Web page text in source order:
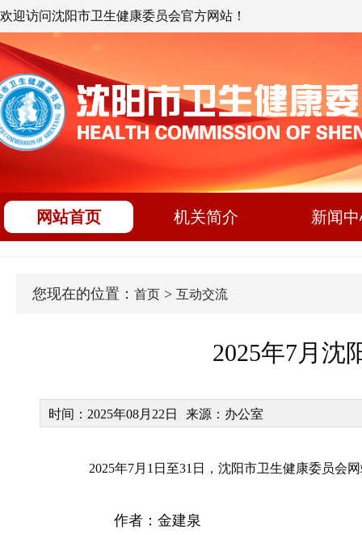
欢迎访问沈阳市卫生健康委员会官方网站！
网站首页 机关简介 新闻
您现在的位置： 首页 > 互动交流
2025年7月沈
时间：2025年08月22日 来源：办公室
2025年7月1日至31日，沈阳市卫生健康委员会网
作者：金建泉